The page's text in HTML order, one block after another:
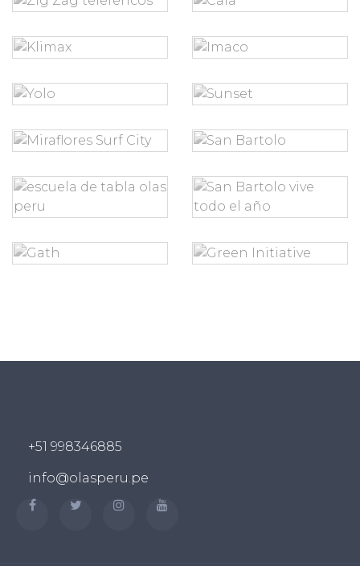
+51 998346885
info@olasperu.pe